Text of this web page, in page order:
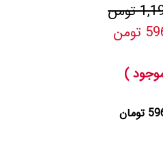
تومن
)